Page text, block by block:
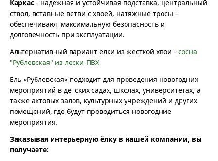
Каркас - надежная и устойчивая подставка, центральный
ствол, вставные ветви с хвоей, натяжные тросы –
обеспечивают максимальную безопасность и
долговечность при эксплуатации.
Альтернативный вариант ёлки из жесткой хвои - сосна
"Рублевская" из лески-ПВХ
Ель «Рублевская» подходит для проведения новогодних
мероприятий в детских садах, школах, университетах, а
также актовых залов, культурных учреждений и других
помещений, где будут проводиться новогодние
мероприятия.
Заказывая интерьерную ёлку в нашей компании, вы
получаете: